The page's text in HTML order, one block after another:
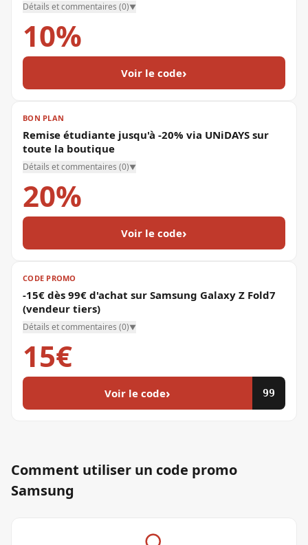
10%
Détails et commentaires (0)▼
Voir le code›
20%
BON PLAN
Remise étudiante jusqu'à -20% via UNiDAYS sur
toute la boutique
Détails et commentaires (0)▼
Voir le code›
15€
CODE PROMO
-15€ dès 99€ d'achat sur Samsung Galaxy Z Fold7
(vendeur tiers)
Détails et commentaires (0)▼
Voir le code› 99
Comment utiliser un code promo
Samsung